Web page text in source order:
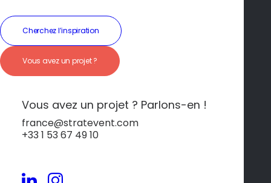
Cherchez l’inspiration
Vous avez un projet ?
Vous avez un projet ? Parlons-en !
france@stratevent.com
+33 1 53 67 49 10
Séjour élégant au
cœur de Tours